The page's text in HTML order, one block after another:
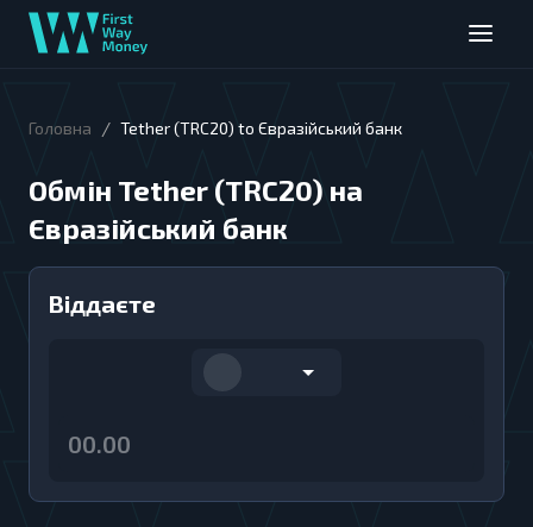
Головна / Tether (TRC20) to Євразійський банк
Обмін Tether (TRC20) на
Євразійський банк
Віддаєте